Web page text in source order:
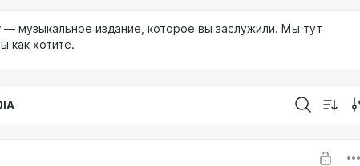
— музыкальное издание, которое вы заслужили. Мы тут
как хотите.